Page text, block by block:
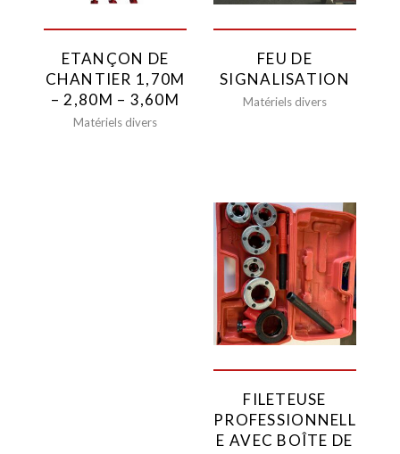
Evémentiels
Grues
Chariots Télescopiques
Accessoires pour Grues
Transport
Tracteurs et accessoires
Bois
Jardinage
Ponceuses
Matériel de nettoyage
Chauffages et
Groupe électrogène
Compresseurs et
accessoires
Marteau piqueur
ETANÇON DE
CHANTIER 1,70M
– 2,80M – 3,60M
Matériels divers
FEU DE
SIGNALISATION
Matériels divers
FILETEUSE
PROFESSIONNELL
E AVEC BOÎTE DE